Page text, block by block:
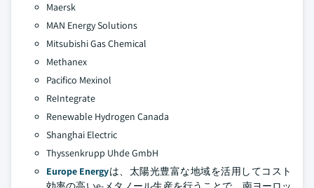
Maersk
MAN Energy Solutions
Mitsubishi Gas Chemical
Methanex
Pacifico Mexinol
ReIntegrate
Renewable Hydrogen Canada
Shanghai Electric
Thyssenkrupp Uhde GmbH
Europe Energyは、太陽光豊富な地域を活用してコスト